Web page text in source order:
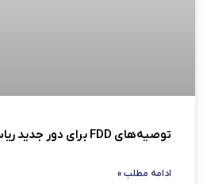
توصیه‌های FDD برای دور جدید ریاست‌جمهوری ترامپ
ادامه مطلب »